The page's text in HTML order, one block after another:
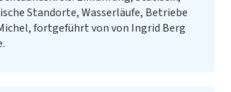
Standorte, Wasserläufe, Betriebe
fortgeführt von von Ingrid Berg